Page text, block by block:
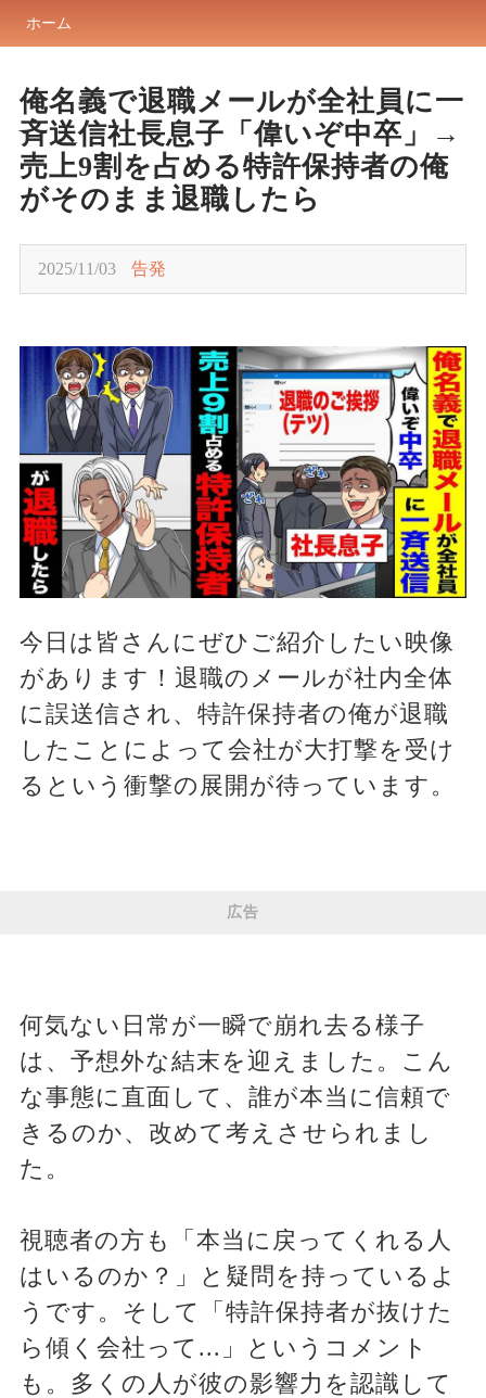
ホーム
俺名義で退職メールが全社員に一
斉送信社長息子「偉いぞ中卒」→
売上9割を占める特許保持者の俺
がそのまま退職したら
2025/11/03 告発
今日は皆さんにぜひご紹介したい映像
があります！退職のメールが社内全体
に誤送信され、特許保持者の俺が退職
したことによって会社が大打撃を受け
るという衝撃の展開が待っています。
広告
何気ない日常が一瞬で崩れ去る様子
は、予想外な結末を迎えました。こん
な事態に直面して、誰が本当に信頼で
きるのか、改めて考えさせられまし
た。
視聴者の方も「本当に戻ってくれる人
はいるのか？」と疑問を持っているよ
うです。そして「特許保持者が抜けた
ら傾く会社って...」というコメント
も。多くの人が彼の影響力を認識して